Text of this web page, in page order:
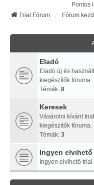
Pontos
Trial Fórum
Fórum
Eladó
Eladó új és
kiegészítők fóruma.
Témák: 8
Keresek
Vásárolni kívánt
kiegészítők fóruma.
Témák: 3
Ingyen elvihető
Ingyen elvihető trial